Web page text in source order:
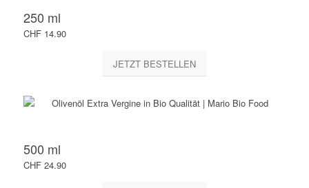
250 ml
CHF 14.90
JETZT BESTELLEN
500 ml
CHF 24.90